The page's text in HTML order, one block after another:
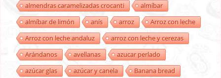
almendras caramelizadas crocanti
almíbar
almíbar de limón
anís arroz
Arroz con leche
Arroz con leche andaluz
arroz con leche y cerezas
Arándanos
avellanas
azucar perlado
azúcar glas
azúcar y canela
Banana bread